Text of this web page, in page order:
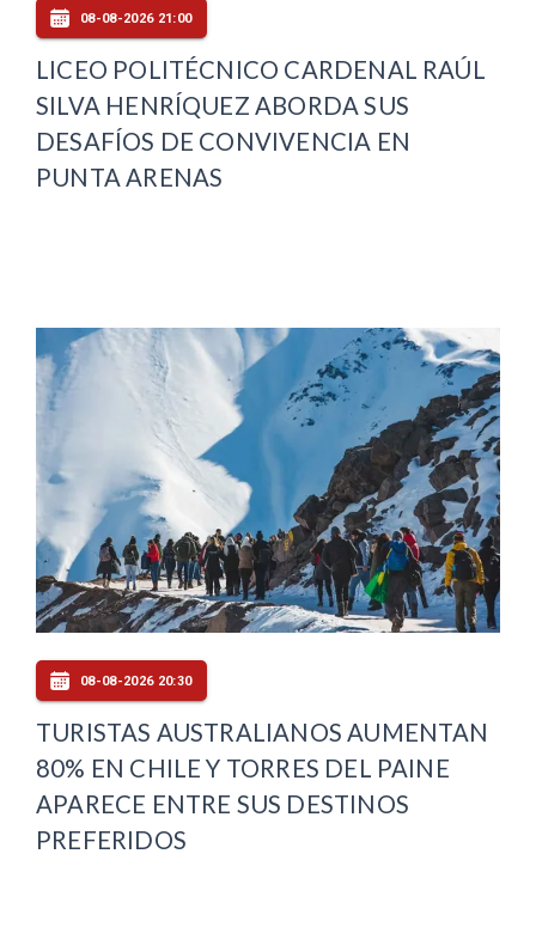
08-08-2026 21:00
LICEO POLITÉCNICO CARDENAL RAÚL
SILVA HENRÍQUEZ ABORDA SUS
DESAFÍOS DE CONVIVENCIA EN
PUNTA ARENAS
08-08-2026 20:30
TURISTAS AUSTRALIANOS AUMENTAN
80% EN CHILE Y TORRES DEL PAINE
APARECE ENTRE SUS DESTINOS
PREFERIDOS